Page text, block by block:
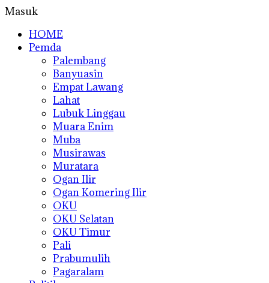
Masuk
HOME
Pemda
Palembang
Banyuasin
Empat Lawang
Lahat
Lubuk Linggau
Muara Enim
Muba
Musirawas
Muratara
Ogan Ilir
Ogan Komering Ilir
OKU
OKU Selatan
OKU Timur
Pali
Prabumulih
Pagaralam